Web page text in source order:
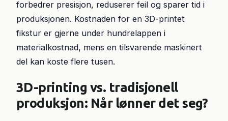
forbedrer presisjon, reduserer feil og sparer tid i
produksjonen. Kostnaden for en 3D-printet
fikstur er gjerne under hundrelappen i
materialkostnad, mens en tilsvarende maskinert
del kan koste flere tusen.
3D-printing vs. tradisjonell
produksjon: Når lønner det seg?